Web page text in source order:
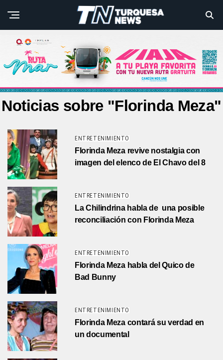
Noticias sobre "Florinda Meza"
ENTRETENIMIENTO
Florinda Meza revive nostalgia con
imagen del elenco de El Chavo del 8
ENTRETENIMIENTO
La Chilindrina habla de una posible
reconciliación con Florinda Meza
ENTRETENIMIENTO
Florinda Meza habla del Quico de
Bad Bunny
ENTRETENIMIENTO
Florinda Meza contará su verdad en
un documental